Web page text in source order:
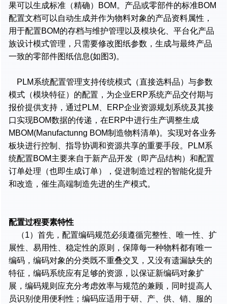
果可以生成标准（精确）BOM。产品或零部件的标准BOM
配置文档可以自动生成并作为物料对象的产品资料属性，
用于配置BOM的存档与维护管理以及模块化、平台化产品
族设计模式管理，只需要修改图纸参数，生成与最终产品
一致的零部件图纸信息(如图3)。
PLM系统配置管理支持传统模式（直接选料品）与参数
模式（模块特征）的配置，为企业ERP系统产品交付期与
报价提供支持，通过PLM、ERP企业资源规划系统及其接
口实现BOM数据的传递，在ERP中进行生产调整生成
MBOM(Manufactunng BOM制造物料清单)。实现对各业务
板块进行控制、指导协调和资源共享的重要手段。PLM系
统配置BOM主要来自于新产品开发（即产品结构）和配置
订单处理（也即生成订单），促进制造过程的智能化提升
和改造，催生高端制造先进的生产模式。
配置过程要素特性
（1）首先，配置编码规范必须遵循完整性、唯一性、扩
展性、易用性、稳定性的原则，保障每一种物料都有唯一
编码，编码对象的分类既不重叠交叉，又没有遗漏缺失的
特征，编码系统应有足够的资源，以保证新编码对象扩
展，编码规则应充分考虑效率与规范的兼顾，同时提高人
员识别使用便利性；编码应适用于研、产、供、销、服的